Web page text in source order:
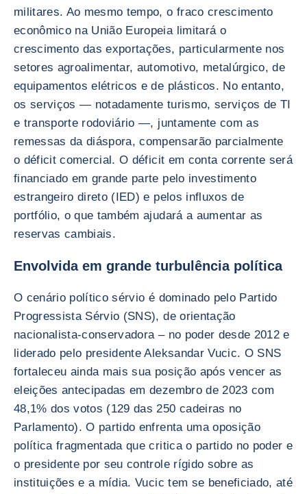
militares. Ao mesmo tempo, o fraco crescimento
econômico na União Europeia limitará o
crescimento das exportações, particularmente nos
setores agroalimentar, automotivo, metalúrgico, de
equipamentos elétricos e de plásticos. No entanto,
os serviços — notadamente turismo, serviços de TI
e transporte rodoviário —, juntamente com as
remessas da diáspora, compensarão parcialmente
o déficit comercial. O déficit em conta corrente será
financiado em grande parte pelo investimento
estrangeiro direto (IED) e pelos influxos de
portfólio, o que também ajudará a aumentar as
reservas cambiais.
Envolvida em grande turbulência política
O cenário político sérvio é dominado pelo Partido
Progressista Sérvio (SNS), de orientação
nacionalista-conservadora – no poder desde 2012 e
liderado pelo presidente Aleksandar Vucic. O SNS
fortaleceu ainda mais sua posição após vencer as
eleições antecipadas em dezembro de 2023 com
48,1% dos votos (129 das 250 cadeiras no
Parlamento). O partido enfrenta uma oposição
política fragmentada que critica o partido no poder e
o presidente por seu controle rígido sobre as
instituições e a mídia. Vucic tem se beneficiado, até